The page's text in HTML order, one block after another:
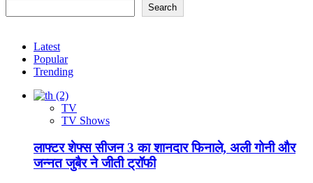
Search
Latest
Popular
Trending
TV
TV Shows
लाफ्टर शेफ्स सीजन 3 का शानदार फिनाले, अली गोनी और
जन्नत जुबैर ने जीती ट्रॉफी